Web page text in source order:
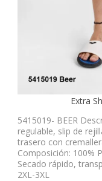
Extra
5415019- BEER
regulable, slip de
trasero con
Composición: 100%
Secado rápido,
2XL-3XL